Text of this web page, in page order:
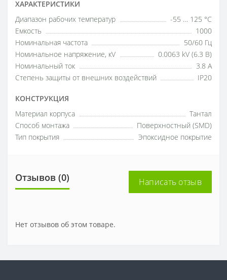
ХАРАКТЕРИСТИКИ
Диапазон рабочих температур
-55 … 125 °C
Емкость
1000
Номинальная частота
50/60 Гц
Номинальное напряжение, кV
0.0063 kV (6.3 В)
Номинальный ток
3.8 A
Степень защиты от внешних воздействий
IP20
КОНСТРУКЦИЯ
Материал корпуса
Тантал
Способ монтажа
Поверхностный (SMD)
Тип покрытия
Эпоксидное покрытие
Отзывов (0) Написать отзыв
Нет отзывов об этом товаре.